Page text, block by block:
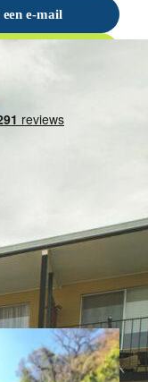
e-mail